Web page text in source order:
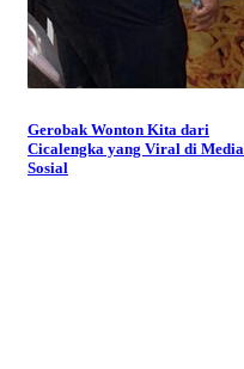
Gerobak Wonton Kita dari
Cicalengka yang Viral di Media
Sosial